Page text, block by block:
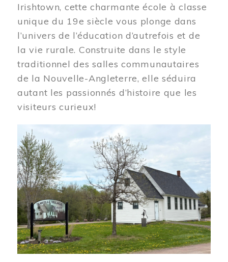
Irishtown, cette charmante école à classe
unique du 19e siècle vous plonge dans
l’univers de l’éducation d’autrefois et de
la vie rurale. Construite dans le style
traditionnel des salles communautaires
de la Nouvelle-Angleterre, elle séduira
autant les passionnés d’histoire que les
visiteurs curieux!
Image